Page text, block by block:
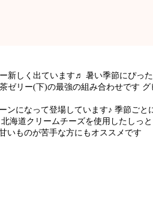
新しく出ています♬ 暑い季節にぴっ
ゼリー(下)の最強の組み合わせです
ンになって登場しています♪ 季節ご
海道クリームチーズを使用したしっ
いものが苦手な方にもオススメです